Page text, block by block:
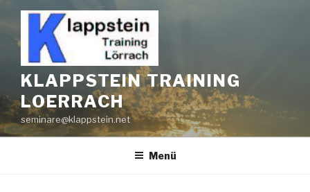
springen
KLAPPSTEIN TRAINING
LOERRACH
seminare@klappstein.net
Menü